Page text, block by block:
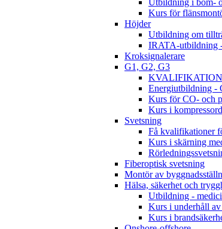
Kurs för
Höjder
Utbildning om
IRATA-utbildning
Kroksignalerare
G1, G2, G3
Energiutbildning -
Kurs för CO- och
Kurs i
Svetsning
Få kvalifikationer
Kurs i skärning
Fiberoptisk svetsning
Montör av
Hälsa, säkerhet och
Utbildning -
Kurs i underhåll
Kurs i